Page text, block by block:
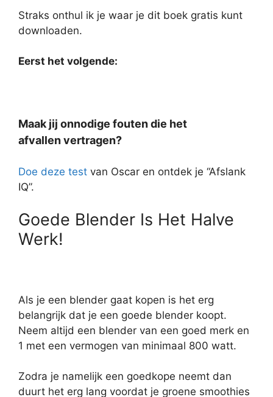
Straks onthul ik je waar je dit boek gratis kunt
downloaden.
Eerst het volgende:
Maak jij onnodige fouten die het
afvallen vertragen?
Doe deze test van Oscar en ontdek je “Afslank
IQ”.
Goede Blender Is Het Halve
Werk!
Als je een blender gaat kopen is het erg
belangrijk dat je een goede blender koopt.
Neem altijd een blender van een goed merk en
1 met een vermogen van minimaal 800 watt.
Zodra je namelijk een goedkope neemt dan
duurt het erg lang voordat je groene smoothies